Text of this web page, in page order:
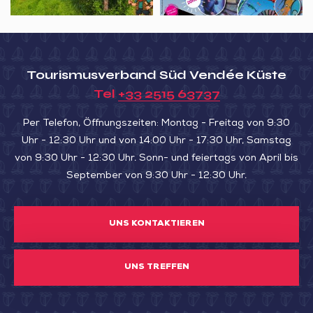
Tourismusverband Süd Vendée Küste
Tel +33 2515 63737
Per Telefon, Öffnungszeiten: Montag - Freitag von 9:30
Uhr - 12:30 Uhr und von 14:00 Uhr - 17:30 Uhr, Samstag
von 9:30 Uhr - 12:30 Uhr. Sonn- und feiertags von April bis
September von 9:30 Uhr - 12:30 Uhr.
UNS KONTAKTIEREN
UNS TREFFEN